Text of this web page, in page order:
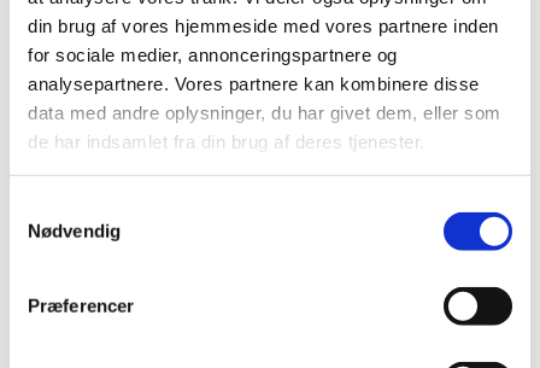
din brug af vores hjemmeside med vores partnere inden
for sociale medier, annonceringspartnere og
analysepartnere. Vores partnere kan kombinere disse
data med andre oplysninger, du har givet dem, eller som
de har indsamlet fra din brug af deres tjenester.
Nødvendig
Præferencer
Scott Brille Fury teal
blue/neon yellow /
electric blue chrome
works
kr. 599,00 Den
pris
kr.399,00Den
aktuelle
pris
Søgerblad 0.08mm.
med Grøn Plast
håndtag
kr.79,00